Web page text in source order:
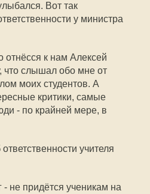
Вот так
у министра
к нам Алексей
что слышал обо мне от
моих студентов. А
критики, самые
- по крайней мере, в
учителя
не придётся ученикам на